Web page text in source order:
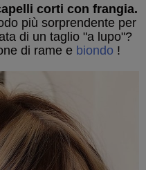
corti con frangia.
più sorprendente per
di un taglio "a lupo"?
di rame e biondo !